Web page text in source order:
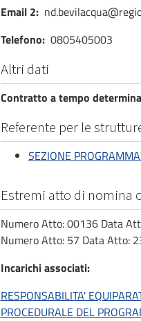
Email 2
Telefono 0805405003
Altri dati
Contratto a tempo
Referente per le
SEZIONE
Estremi atto di nomina
Numero Atto: 00136 Data
Numero Atto: 57 Data Atto:
Incarichi associati
RESPONSABILITA'
PROCEDURALE DEL